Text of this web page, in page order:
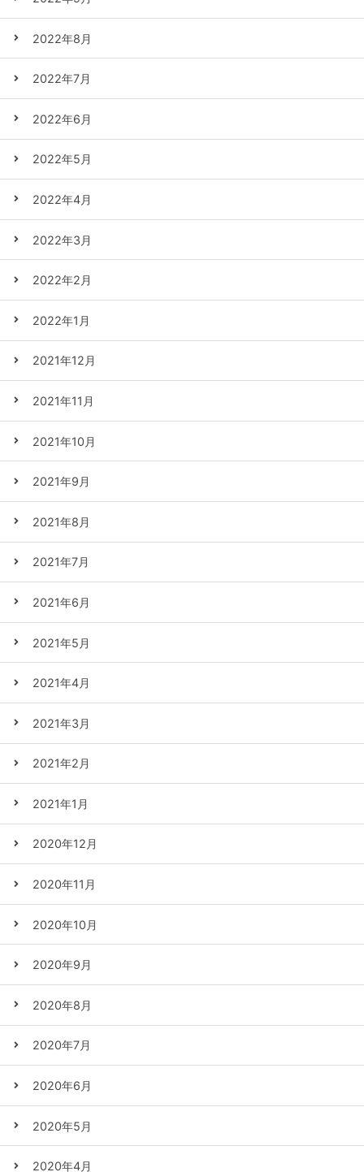
2022年8月
2022年7月
2022年6月
2022年5月
2022年4月
2022年3月
2022年2月
2022年1月
2021年12月
2021年11月
2021年10月
2021年9月
2021年8月
2021年7月
2021年6月
2021年5月
2021年4月
2021年3月
2021年2月
2021年1月
2020年12月
2020年11月
2020年10月
2020年9月
2020年8月
2020年7月
2020年6月
2020年5月
2020年4月